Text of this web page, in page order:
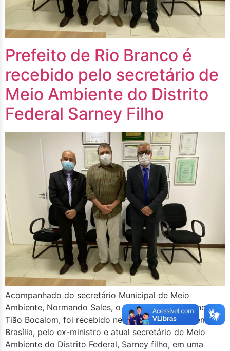
Prefeito de Rio Branco é
recebido pelo secretário de
Meio Ambiente do Distrito
Federal Sarney Filho
Acompanhado do secretário Municipal de Meio
Ambiente, Normando Sales, o prefeito de Rio Branco,
Tião Bocalom, foi recebido nesta terça-feira, 10, em
Brasília, pelo ex-ministro e atual secretário de Meio
Ambiente do Distrito Federal, Sarney filho, em uma